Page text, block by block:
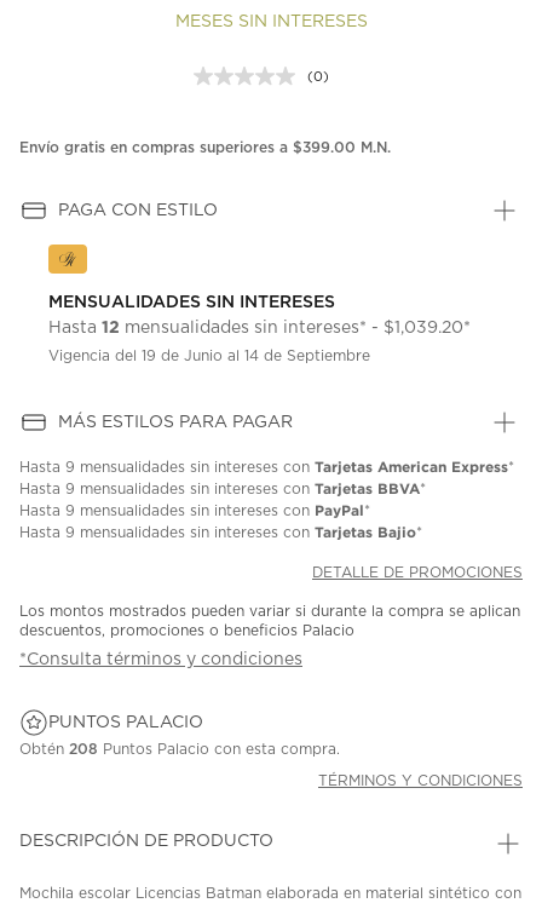
MESES SIN INTERESES
Sin
en
(0)
Envío gratis en compras superiores a $399.00 M.N.
PAGA CON ESTILO
MENSUALIDADES SIN INTERESES
Hasta 12 mensualidades sin intereses* - $1,039.20*
Vigencia del 19 de Junio al 14 de Septiembre
MÁS ESTILOS PARA PAGAR
Hasta 9 mensualidades sin intereses con Tarjetas American Express*
Hasta 9 mensualidades sin intereses con Tarjetas BBVA*
Hasta 9 mensualidades sin intereses con PayPal*
Hasta 9 mensualidades sin intereses con Tarjetas Bajio*
DETALLE DE PROMOCIONES
Los montos mostrados pueden variar si durante la compra se aplican
descuentos, promociones o beneficios Palacio
*Consulta términos y condiciones
PUNTOS PALACIO
Obtén 208 Puntos Palacio con esta compra.
TÉRMINOS Y CONDICIONES
DESCRIPCIÓN DE PRODUCTO
Mochila escolar Licencias Batman elaborada en material sintético con